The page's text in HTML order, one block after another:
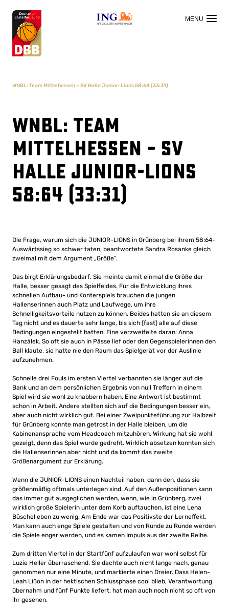
OFFIZIELLER HAUPTSPONSOR
WNBL: Team Mittelhessen – SV Halle Junior-Lions 58:64 (33:31)
WNBL: Team
Mittelhessen – SV
Halle Junior-Lions
58:64 (33:31)
Die Frage, warum sich die JUNIOR-LIONS in Grünberg bei ihrem 58:64-
Auswärtssieg so schwer taten, beantwortete Sandra Rosanke gleich
zweimal mit dem Argument „Größe“.
Das birgt Erklärungsbedarf. Sie meinte damit einmal die Größe der
Halle, besser gesagt des Spielfeldes. Für die Entwicklung ihres
schnellen Aufbau- und Konterspiels brauchen die jungen
Hallenserinnen auch Platz und Laufwege, um ihre
Schnelligkeitsvorteile nutzen zu können. Beides hatten sie an diesem
Tag nicht und es dauerte sehr lange, bis sich (fast) alle auf diese
Bedingungen eingestellt hatten. Eine verzweifelte daran: Anna
Hanzálek. So oft sie auch in Pässe lief oder den Gegenspielerinnen den
Ball klaute, sie hatte nie den Raum das Spielgerät vor der Auslinie
aufzunehmen.
Schnelle drei Fouls im ersten Viertel verbannten sie länger auf die
Bank und an dem persönlichen Ergebnis von null Treffern in einem
Spiel wird sie wohl zu knabbern haben. Eine Antwort ist bestimmt
schon in Arbeit. Andere stellten sich auf die Bedingungen besser ein,
aber auch nicht wirklich gut. Bei einer Zweipunkteführung zur Halbzeit
für Grünberg konnte man getrost in der Halle bleiben, um die
Kabinenansprache vom Headcoach mitzuhören. Wirkung hat sie wohl
gezeigt, denn das Spiel wurde gedreht. Wirklich absetzen konnten sich
die Hallenserinnen aber nicht und da kommt das zweite
Größenargument zur Erklärung.
Wenn die JUNIOR-LIONS einen Nachteil haben, dann den, dass sie
größenmäßig oftmals unterlegen sind. Auf den Außenpositionen kann
das immer gut ausgeglichen werden, wenn, wie in Grünberg, zwei
wirklich große Spielerin unter dem Korb auftauchen, ist eine Lena
Büschel eben zu wenig. Am Ende war das Positivste der Lerneffekt.
Man kann auch enge Spiele gestalten und von Runde zu Runde werden
die Spiele enger werden, und es kamen Impuls aus der zweite Reihe.
Zum dritten Viertel in der Startfünf aufzulaufen war wohl selbst für
Luzie Heller überraschend. Sie dachte auch nicht lange nach, genau
genommen nur eine Minute, und markierte einen Dreier. Dass Helen-
Leah Lißon in der hektischen Schlussphase cool blieb, Verantwortung
übernahm und fünf Punkte liefert, hat man auch noch nicht so oft von
ihr gesehen.